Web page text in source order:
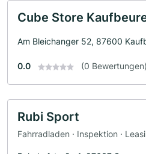
Cube Store
Am Bleichanger 52, 87600
0.0 (0 Bewertungen)
Rubi Sport
Fahrradladen · Inspektion ·